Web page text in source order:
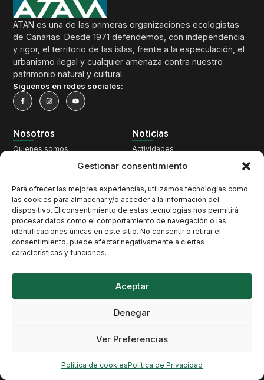
Gestionar consentimiento
Para ofrecer las mejores experiencias, utilizamos tecnologías como
las cookies para almacenar y/o acceder a la información del
dispositivo. El consentimiento de estas tecnologías nos permitirá
procesar datos como el comportamiento de navegación o las
identificaciones únicas en este sitio. No consentir o retirar el
consentimiento, puede afectar negativamente a ciertas
características y funciones.
Aceptar
Denegar
Ver Preferencias
Política de cookiesPolítica de Privacidad
ATAN es una de las primeras organizaciones ecologistas
de Canarias. Desde 1971 defendemos, con independencia
y rigor, el territorio de las islas, frente a la especulación, el
urbanismo ilegal y cualquier amenaza contra nuestro
patrimonio natural y cultural.
Síguenos en redes sociales:
Nosotros
Quienes somos
Pacto por los Cetáceos
Únete
Contacto
Noticias
Actividades
Territorio
Patrimonio
Biodiversidad
Opinión
Contacto